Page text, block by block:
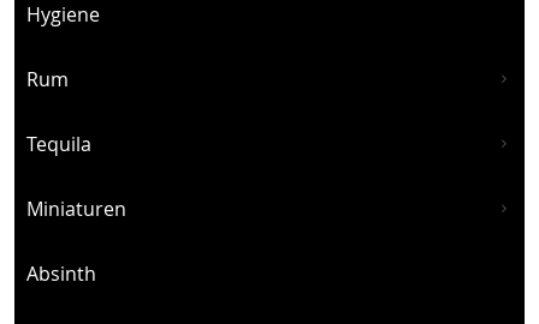
Hygiene
Rum
Tequila
Miniaturen
Absinth